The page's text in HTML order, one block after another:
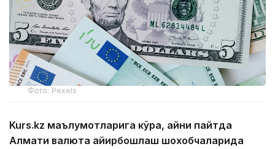
Фото: Pexels
Kurs.kz маълумотларига кўра, айни пайтда
Алмати валюта айирбошлаш шохобчаларида